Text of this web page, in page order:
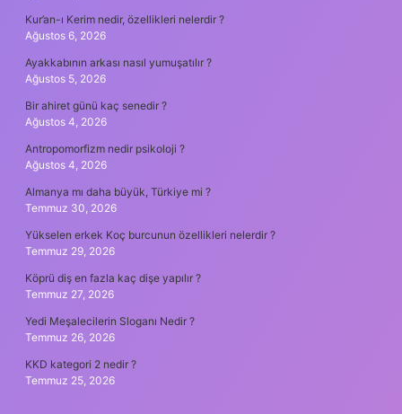
Kur’an-ı Kerim nedir, özellikleri nelerdir ?
Ağustos 6, 2026
Ayakkabının arkası nasıl yumuşatılır ?
Ağustos 5, 2026
Bir ahiret günü kaç senedir ?
Ağustos 4, 2026
Antropomorfizm nedir psikoloji ?
Ağustos 4, 2026
Almanya mı daha büyük, Türkiye mi ?
Temmuz 30, 2026
Yükselen erkek Koç burcunun özellikleri nelerdir ?
Temmuz 29, 2026
Köprü diş en fazla kaç dişe yapılır ?
Temmuz 27, 2026
Yedi Meşalecilerin Sloganı Nedir ?
Temmuz 26, 2026
KKD kategori 2 nedir ?
Temmuz 25, 2026